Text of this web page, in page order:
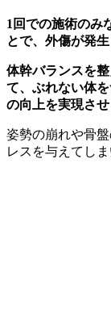
1回での施術のみ
とで、外傷が発
体幹バランスを
て、ぶれない体
の向上を実現させ
姿勢の崩れや骨
レスを与えてしま